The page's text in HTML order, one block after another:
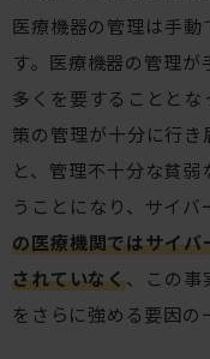
医療機器の管理は手
す。医療機器の管理
多くを要することと
策の管理が十分に行き
と、管理不十分な貧
うことになり、サイ
の医療機関ではサイ
されていなく、この事
をさらに強める要因の